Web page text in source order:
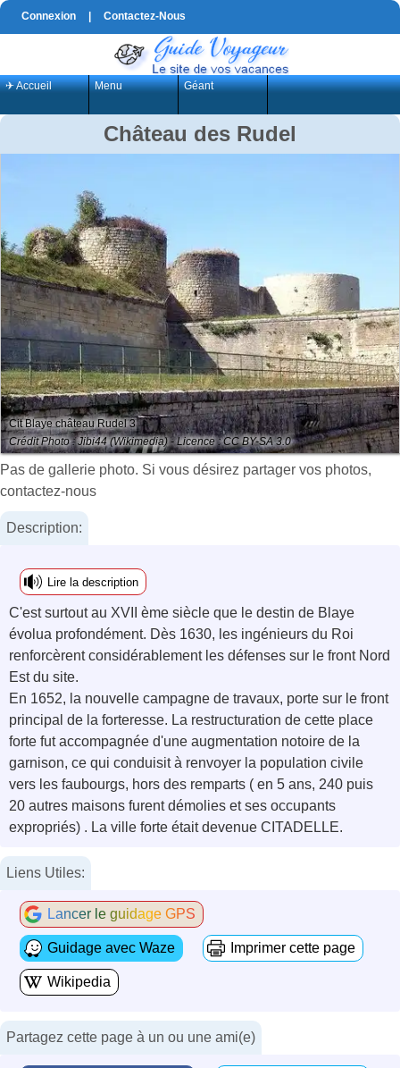
Connexion Contactez-Nous
✈ Accueil Menu Géant
Château des Rudel
Cit Blaye château Rudel 3
Crédit Photo : Jibi44 (Wikimedia) - Licence : CC BY-SA 3.0
Pas de gallerie photo. Si vous désirez partager vos photos,
contactez-nous
Description:
Lire la description
C'est surtout au XVII ème siècle que le destin de Blaye
évolua profondément. Dès 1630, les ingénieurs du Roi
renforcèrent considérablement les défenses sur le front Nord
Est du site.
En 1652, la nouvelle campagne de travaux, porte sur le front
principal de la forteresse. La restructuration de cette place
forte fut accompagnée d'une augmentation notoire de la
garnison, ce qui conduisit à renvoyer la population civile
vers les faubourgs, hors des remparts ( en 5 ans, 240 puis
20 autres maisons furent démolies et ses occupants
expropriés) . La ville forte était devenue CITADELLE.
Liens Utiles:
Lancer le guidage GPS
Guidage avec Waze Imprimer cette page
Wikipedia
Partagez cette page à un ou une ami(e)